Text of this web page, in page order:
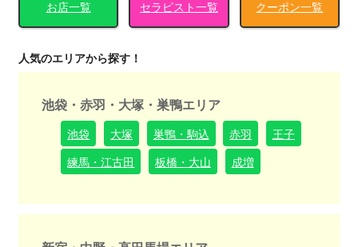
お店一覧 セラピスト一覧 クーポン一覧
人気のエリアから探す！
池袋・赤羽・大塚・巣鴨エリア
池袋 大塚 巣鴨・駒込 赤羽
王子
練馬・江古田
板橋・大山 成増